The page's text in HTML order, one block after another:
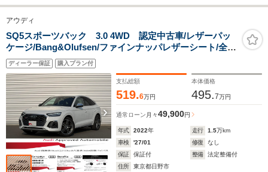
アウディ
SQ5スポーツバック 3.0 4WD 認定中古車/レザーパッ
ケージ/Bang&Olufsen/ファインナッパレザーシート/全席
シートヒーター/マトリクスLED/サラウンドビューカメ
ラ/Applecarplay・AndroidAuto/電動テールゲート/ヘッ
ドライトウォッシャー
ディーラー保証 購入プラン付
支払総額
519.6万円
本体価格
495.7万円
通常ローン 月々49,900円
年式 2022年 走行 1.5万km
車検
'27/01 修復
なし
保証
保証付 整備
法定整備付
住所
東京都日野市